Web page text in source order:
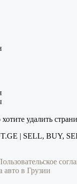
удалить
| SELL, BUY,
авто в Грузии